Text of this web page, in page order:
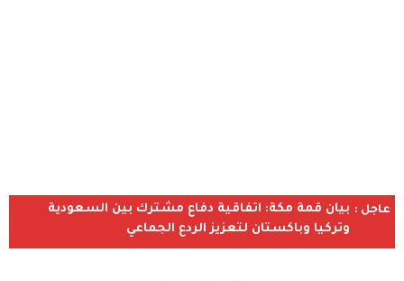
عاجل : بيان قمة مكة: اتفاقية دفاع مشترك بين السعودية
وتركيا وباكستان لتعزيز الردع الجماعي